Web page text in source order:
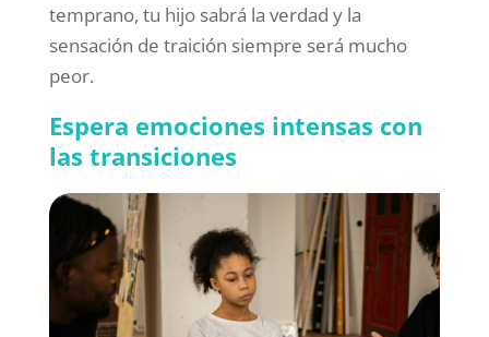
temprano, tu hijo sabrá la verdad y la
sensación de traición siempre será mucho
peor.
Espera emociones intensas con
las transiciones